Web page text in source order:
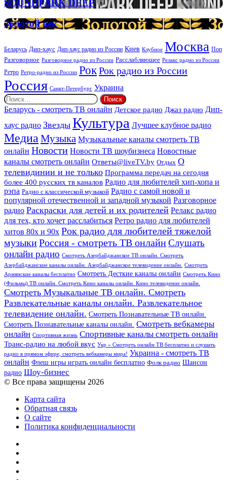
ритуальных
DEEP
SOUNDPARK DEEP
Золотой
век
Золотой век
Беларусь Дип-хаус Дип-хаус радио из России Киев Клубное Москва Поп
Разговорное Разговорное радио из России Расслабляющее Релакс радио из России
Ретро Ретро-радио из России РокРок радио из России
Россия Санкт-Петербург Украина
Найти:
Беларусь - смотреть ТВ онлайн Детское радио Джаз радио Дип-
хаус радио Звезды Культура Лучшее клубное радио
Медиа Музыка Музыкальные каналы смотреть ТВ
онлайн Новости Новости ТВ шоубизнеса Новостные
каналы смотреть онлайн Ответы@liveTV.by Отдых О
телевидинии и не только Программа передач на сегодня
более 400 русских тв каналов Радио для любителей хип-хопа и
рэпа Радио с классической музыкой Радио с самой новой и
популярной отечественной и западной музыкой Разговорное
радио Раскраски для детей и их родителей Релакс радио
для тех, кто хочет расслабиться Ретро радио для любителей
хитов 80х и 90х Рок радио для любителей тяжелой
музыкиРоссия - смотреть ТВ онлайнСлушать
онлайн радио Смотреть Азербайджанское ТВ онлайн. Смотреть
Азербайджанские каналы онлайн. Азербайджанское телевидение онлайн.
Смотреть
Армянские каналы бесплатно Смотреть Десткие каналы онлайн Смотреть Кино
(Фильмы) ТВ онлайн. Смотреть Кино каналы онлайн. Кино телевидение онлайн.
Смотреть Музыкальные ТВ онлайн. Смотреть
Развлекательные каналы онлайн. Развлекательное
телевидение онлайн. Смотреть Познавательные ТВ онлайн.
Смотреть Познавательные каналы онлайн. Смотреть вебкамеры
онлайн Спортивная жизнь Спортивные каналы смотреть онлайн
Транс-радио на любой вкус Укр » Смотреть онлайн ТВ бесплатно и слушать
радио в прямом эфире, смотреть вебкамеры мира! Украина - смотреть ТВ
онлайн Флеш игры играть онлайн бесплатно Фолк радио Шансон
радио Шоу-бизнес
© Все права защищены 2026
Карта сайта
Обратная связь
О сайте
Политика конфиденциальности